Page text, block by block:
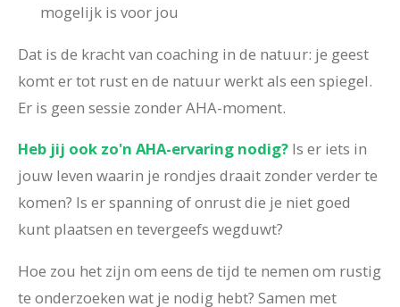
mogelijk is voor jou
Dat is de kracht van coaching in de natuur: je geest
komt er tot rust en de natuur werkt als een spiegel.
Er is geen sessie zonder AHA-moment.
Heb jij ook zo'n AHA-ervaring nodig? Is er iets in
jouw leven waarin je rondjes draait zonder verder te
komen? Is er spanning of onrust die je niet goed
kunt plaatsen en tevergeefs wegduwt?
Hoe zou het zijn om eens de tijd te nemen om rustig
te onderzoeken wat je nodig hebt? Samen met